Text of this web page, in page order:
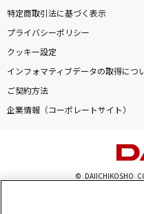
特定商取引法に基づく表示
プライバシーポリシー
クッキー設定
インフォマティブデータの取得につ
ご契約方法
企業情報（コーポレートサイト）
© DAIICHIKOSHO
このサイトに掲載されている一切の文